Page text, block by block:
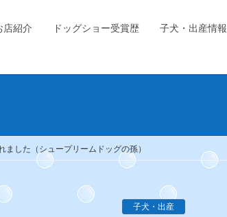
店紹介 ドッグショー受賞歴 子犬・出産情報
した（シュープリームドッグの孫）
子犬・出産